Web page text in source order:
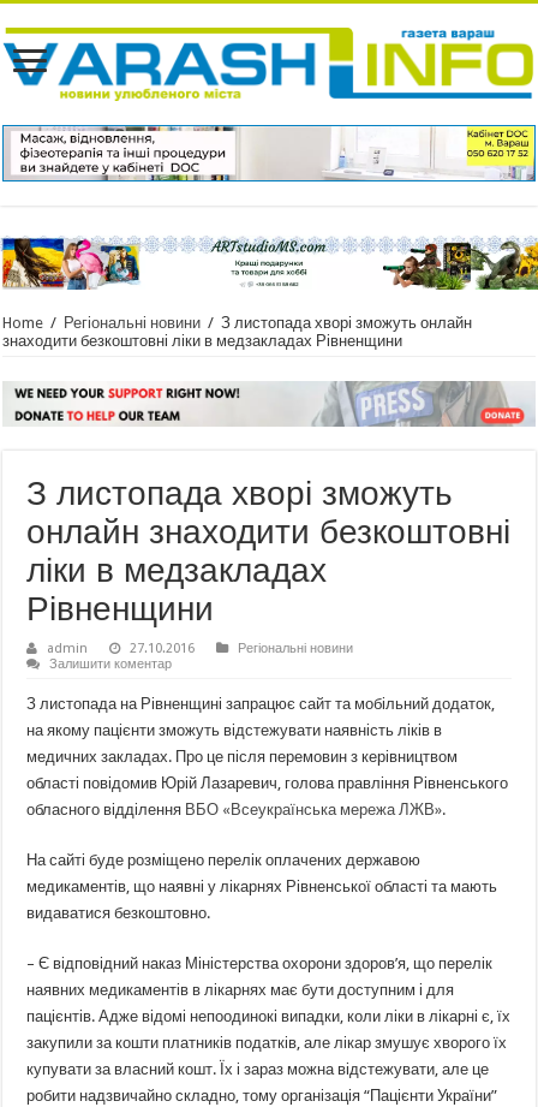
Home / Регіональні новини / З листопада хворі зможуть онлайн
знаходити безкоштовні ліки в медзакладах Рівненщини
З листопада хворі зможуть
онлайн знаходити безкоштовні
ліки в медзакладах
Рівненщини
admin 27.10.2016
Регіональні новини
Залишити коментар
З листопада на Рівненщині запрацює сайт та мобільний додаток,
на якому пацієнти зможуть відстежувати наявність ліків в
медичних закладах. Про це після перемовин з керівництвом
області повідомив Юрій Лазаревич, голова правління Рівненського
обласного відділення ВБО «Всеукраїнська мережа ЛЖВ».
На сайті буде розміщено перелік оплачених державою
медикаментів, що наявні у лікарнях Рівненської області та мають
видаватися безкоштовно.
– Є відповідний наказ Міністерства охорони здоров’я, що перелік
наявних медикаментів в лікарнях має бути доступним і для
пацієнтів. Адже відомі непоодинокі випадки, коли ліки в лікарні є, їх
закупили за кошти платників податків, але лікар змушує хворого їх
купувати за власний кошт. Їх і зараз можна відстежувати, але це
робити надзвичайно складно, тому організація “Пацієнти України”